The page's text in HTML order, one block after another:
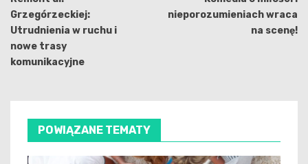
Grzegórzeckiej:
Utrudnienia w ruchu i
nowe trasy
komunikacyjne
nieporozumieniach wraca
na scenę!
POWIĄZANE TEMATY